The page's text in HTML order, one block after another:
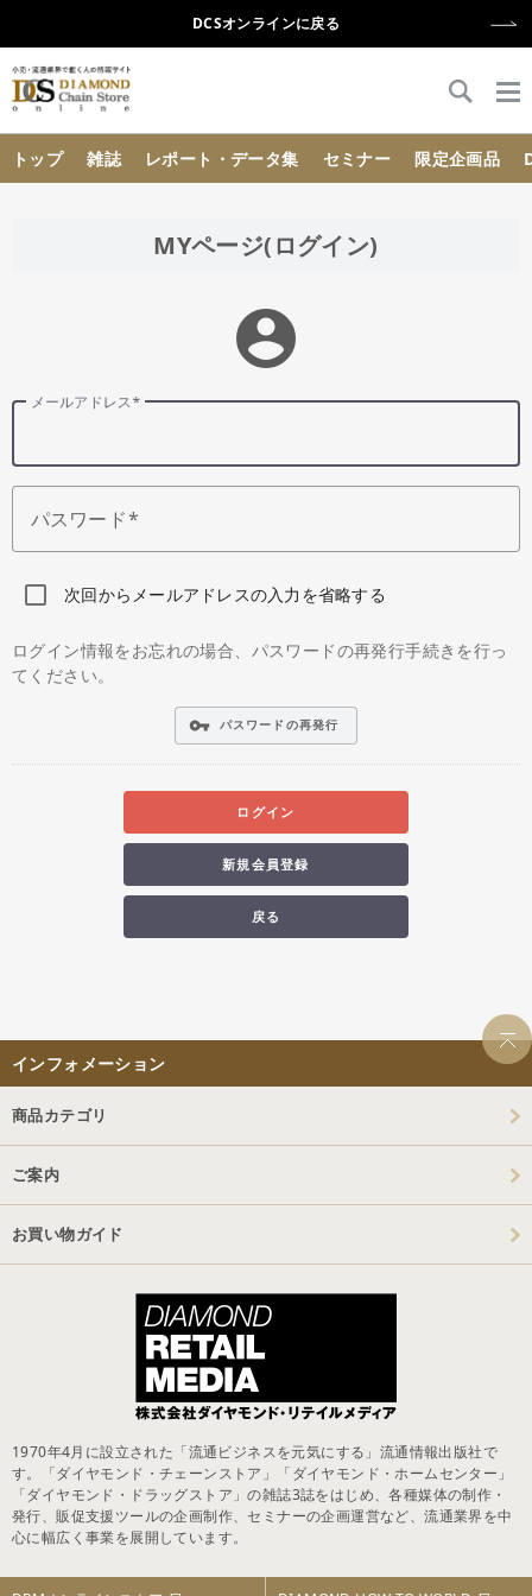
DCSオンラインに戻る
トップ 雑誌 レポート・データ集 セミナー 限定企画品
MYページ(ログイン)
account_circle
メールアドレス
パスワード
次回からメールアドレスの入力を省略する
ログイン情報をお忘れの場合、パスワードの再発行手続きを行っ
てください。
vpn_key パスワードの再発行
ログイン
新規会員登録
戻る
インフォメーション
商品カテゴリ
ご案内
お買い物ガイド
1970年4月に設立された「流通ビジネスを元気にする」流通情報出版社で
す。「ダイヤモンド・チェーンストア」「ダイヤモンド・ホームセンター」
「ダイヤモンド・ドラッグストア」の雑誌3誌をはじめ、各種媒体の制作・
発行、販促支援ツールの企画制作、セミナーの企画運営など、流通業界を中
心に幅広く事業を展開しています。